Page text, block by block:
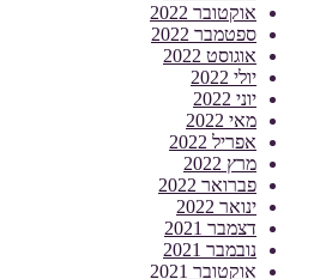
אוקטובר 2022
ספטמבר 2022
אוגוסט 2022
יולי 2022
יוני 2022
מאי 2022
אפריל 2022
מרץ 2022
פברואר 2022
ינואר 2022
דצמבר 2021
נובמבר 2021
אוקטובר 2021